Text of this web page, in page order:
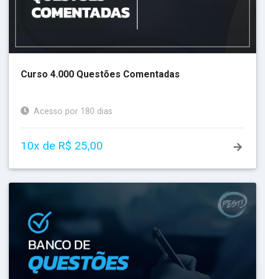
Curso 4.000 Questões Comentadas
Acesso por 180 dias
10x de R$ 25,00